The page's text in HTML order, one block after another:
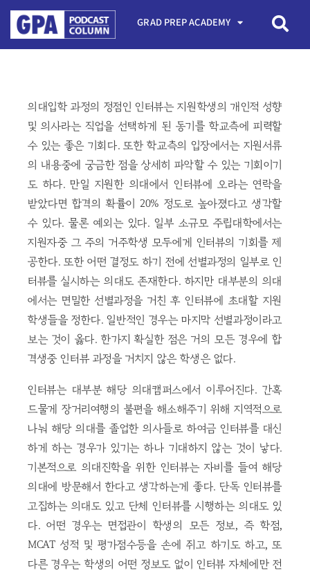
GRAD PREP ACADEMY
의대입학 과정의 정점인 인터뷰는 지원학생의 개인적 성향
및 의사라는 직업을 선택하게 된 동기를 학교측에 피력할
수 있는 좋은 기회다. 또한 학교측의 입장에서는 지원서류
의 내용중에 궁금한 점을 상세히 파악할 수 있는 기회이기
도 하다. 만일 지원한 의대에서 인터뷰에 오라는 연락을
받았다면 합격의 확률이 20% 정도로 높아졌다고 생각할
수 있다. 물론 예외는 있다. 일부 소규모 주립대학에서는
지원자중 그 주의 거주학생 모두에게 인터뷰의 기회를 제
공한다. 또한 어떤 결정도 하기 전에 선별과정의 일부로 인
터뷰를 실시하는 의대도 존재한다. 하지만 대부분의 의대
에서는 면밀한 선별과정을 거친 후 인터뷰에 초대할 지원
학생들을 정한다. 일반적인 경우는 마지막 선별과정이라고
보는 것이 옳다. 한가지 확실한 점은 거의 모든 경우에 합
격생중 인터뷰 과정을 거치지 않은 학생은 없다.
인터뷰는 대부분 해당 의대캠퍼스에서 이루어진다. 간혹
드물게 장거리여행의 불편을 해소해주기 위해 지역적으로
나눠 해당 의대를 졸업한 의사들로 하여금 인터뷰를 대신
하게 하는 경우가 있기는 하나 기대하지 않는 것이 낳다.
기본적으로 의대진학을 위한 인터뷰는 자비를 들여 해당
의대에 방문해서 한다고 생각하는게 좋다. 단독 인터뷰를
고집하는 의대도 있고 단체 인터뷰를 시행하는 의대도 있
다. 어떤 경우는 면접관이 학생의 모든 정보, 즉 학점,
MCAT 성적 및 평가점수등을 손에 쥐고 하기도 하고, 또
다른 경우는 학생의 어떤 정보도 없이 인터뷰 자체에만 전